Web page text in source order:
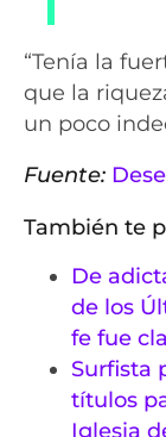
“Tenía la
que la
un poco
Fuente:
También te
De
de los
fe fue
Surfista
títulos
Iglesia